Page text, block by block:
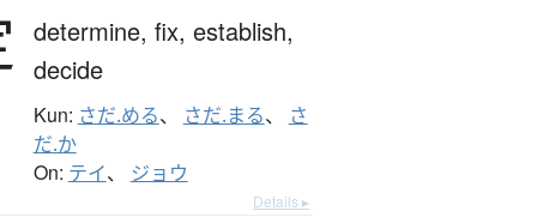
determine, fix, establish,
decide
Kun: さだ.める、 さだ.まる、
さ
だ.か
On: テイ、 ジョウ
Details ▸